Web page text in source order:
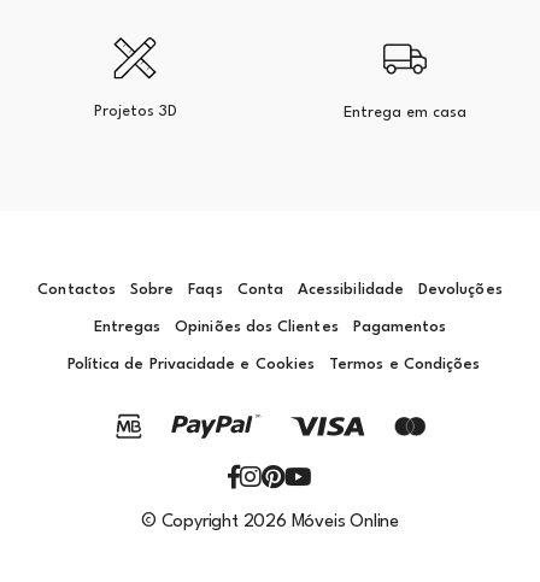
Projetos 3D Entrega em casa
Contactos Sobre Faqs Conta Acessibilidade Devoluções
Entregas Opiniões dos Clientes Pagamentos
Política de Privacidade e Cookies Termos e Condições
© Copyright 2026 Móveis Online